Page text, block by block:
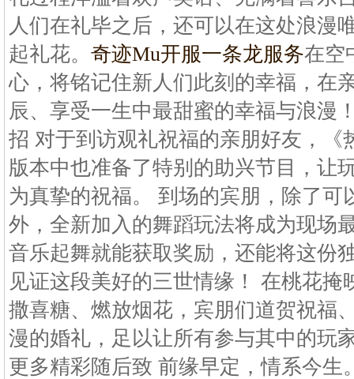
人们在礼毕之后，还可以在这处浪漫
起礼花。 奇迹Mu开服一条龙服务在空
心，将铭记住新人们此刻的幸福，在
辰、享受一生中最甜蜜的幸福与浪漫
招 对于到访观礼祝福的亲朋好友，《
版本中也准备了特别的助兴节目，让
为真挚的祝福。 到场的宾朋，除了可
外，全新加入的舞蹈玩法将成为现场
音乐起舞就能获取奖励，还能将这份
见证这段美好的三世情缘！ 在桃花
撒喜糖、燃放烟花，宾朋们道贺祝福
漫的婚礼，足以让所有参与其中的玩
更多精彩随后致 前缘早定，情系今生